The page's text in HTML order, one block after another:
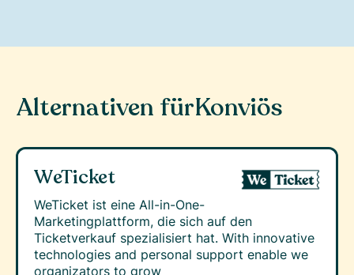
Alternativen fürKonviös
WeTicket
WeTicket ist eine All-in-One-
Marketingplattform, die sich auf den
Ticketverkauf spezialisiert hat. With innovative
technologies and personal support enable we
organizators to grow